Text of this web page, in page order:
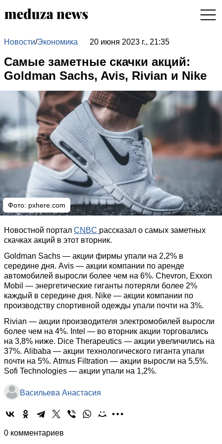
Новости/Экономика 20 июня 2023 г., 21:35
Самые заметные скачки акций:
Goldman Sachs, Avis, Rivian и Nike
Фото: pxhere.com
Новостной портал CNBC рассказал о самых заметных
скачках акций в этот вторник.
Goldman Sachs — акции фирмы упали на 2,2% в
середине дня. Avis — акции компании по аренде
автомобилей выросли более чем на 6%. Chevron, Exxon
Mobil — энергетические гиганты потеряли более 2%
каждый в середине дня. Nike — акции компании по
производству спортивной одежды упали почти на 3%.
Rivian — акции производителя электромобилей выросли
более чем на 4%. Intel — во вторник акции торговались
на 3,8% ниже. Dice Therapeutics — акции увеличились на
37%. Alibaba — акции технологического гиганта упали
почти на 5%. Atmus Filtration — акции выросли на 5,5%.
Sofi Technologies — акции упали на 1,2%.
Васильева Анастасия
0 комментариев